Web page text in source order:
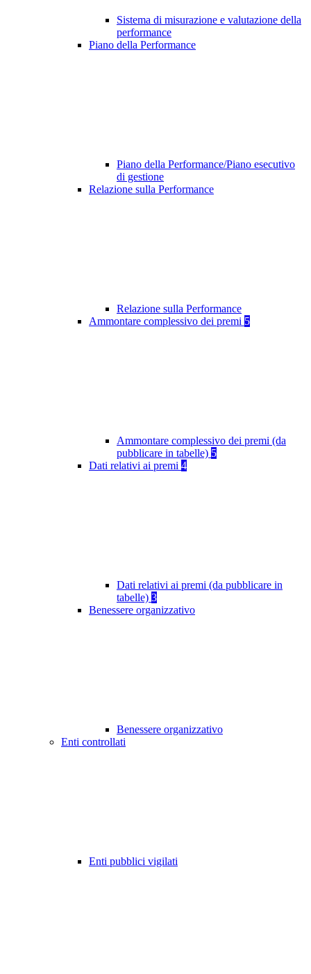
Sistema di misurazione e valutazione della
performance
Piano della Performance
Piano della Performance/Piano esecutivo
di gestione
Relazione sulla Performance
Relazione sulla Performance
Ammontare complessivo dei premi 5
Ammontare complessivo dei premi (da
pubblicare in tabelle) 5
Dati relativi ai premi 4
Dati relativi ai premi (da pubblicare in
tabelle) 3
Benessere organizzativo
Benessere organizzativo
Enti controllati
Enti pubblici vigilati